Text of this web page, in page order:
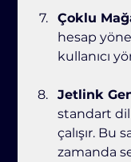
Çoklu
hesap
kullanıcı
Jetlink
standart
çalışır. Bu
zamanda